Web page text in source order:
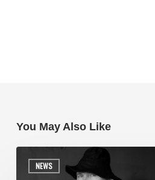
You May Also Like
NEWS